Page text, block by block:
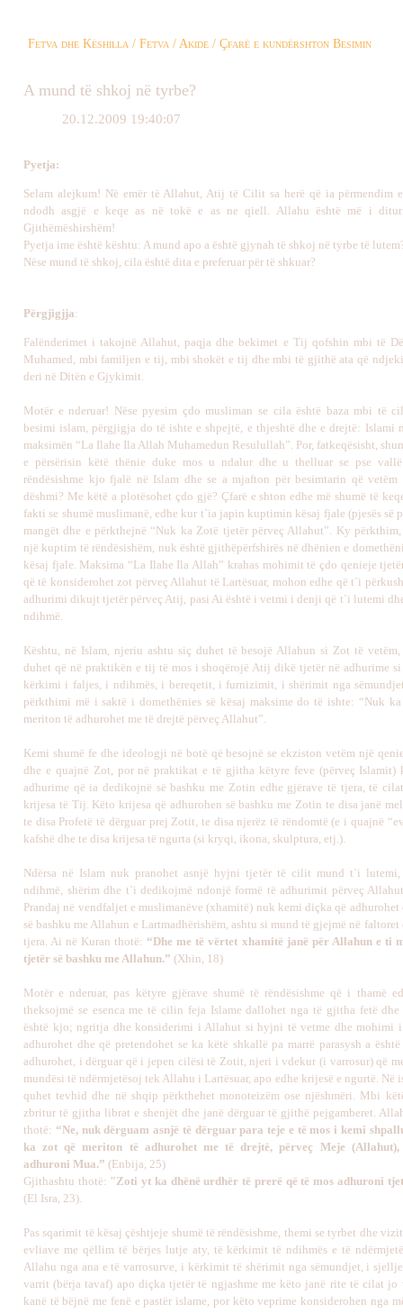
Fetva dhe Këshilla / Fetva / Akide / Çfarë e kundërshton Besimin
A mund të shkoj në tyrbe?
20.12.2009 19:40:07
Pyetja:
Selam alejkum! Në emër të Allahut, Atij të Cilit sa herë që ia përmendim
ndodh asgjë e keqe as në tokë e as ne qiell. Allahu është më i
Gjithëmëshirshëm!
Pyetja ime është kështu: A mund apo a është gjynah të shkoj në tyrbe të
Nëse mund të shkoj, cila është dita e preferuar për të shkuar?
Përgjigjja:
Falënderimet i takojnë Allahut, paqja dhe bekimet e Tij qofshin mbi të
Muhamed, mbi familjen e tij, mbishokëte tij dhe mbitë gjithë ata që
deri në Ditën e Gjykimit.
Motër e nderuar! Nëse pyesim çdo musliman se cila është baza mbi të
besimi islam, përgjigja do të ishte e shpejtë, e thjeshtë dhe e drejtë: Islami
maksimën “La Ilahe Ila Allah Muhamedun Resulullah”. Por, fatkeqësisht,
e përsërisin këtë thënie duke mos u ndalur dhe u thelluar se pse
rëndësishme kjo fjalë në Islam dhe se a mjafton për besimtarin që
dëshmi? Me këtë a plotësohet çdo gjë? Çfarë e shton edhe më shumë të
fakti se shumë muslimanë, edhe kur t`ia japin kuptimin kësaj fjale (pjesës së
mangët dhe e përkthejnë “Nuk ka Zotë tjetër përveç Allahut”. Ky
një kuptim të rëndësishëm, nuk është gjithëpërfshirës në dhënien e
kësaj fjale. Maksima “La Ilahe Ila Allah” krahas mohimit të çdo qenieje
që të konsiderohet zot përveç Allahut të Lartësuar, mohon edhe që t`i
adhurimi dikujt tjetër përveç Atij, pasi Ai është i vetmi i denji që t`i lutemi
ndihmë.
Kështu, në Islam, njeriu ashtu siç duhet të besojë Allahun si Zot të
duhet që në praktikën e tij të mos i shoqërojë Atij dikë tjetër në adhurime
kërkimi i faljes, i ndihmës, i bereqetit, i furnizimit, i shërimit nga
përkthimi më i saktë i domethënies së kësaj maksime do të ishte: “Nuk
meriton të adhurohet me të drejtë përveç Allahut”.
Kemi shumë fe dhe ideologji në botë që besojnë se ekziston vetëm një
dhe e quajnë Zot, por në praktikat e të gjitha këtyre feve (përveç Islamit)
adhurime që ia dedikojnë së bashku me Zotin edhe gjërave të tjera, të
krijesa të Tij. Këto krijesa që adhurohen së bashku me Zotin te disa janë
te disa Profetë të dërguar prej Zotit, te disa njerëz të rëndomtë (e i quajnë
kafshë dhe te disa krijesa të ngurta (si kryqi, ikona, skulptura, etj.).
Ndërsa në Islam nuk pranohet asnjë hyjni tjetër të cilit mund t`i lutemi,
ndihmë, shërim dhe t`i dedikojmë ndonjë formë të adhurimit përveç
Prandaj në vendfaljet e muslimanëve (xhamitë) nuk kemi diçka që adhurohet
së bashku me Allahun e Lartmadhërishëm, ashtu si mund të gjejmë në faltoret
tjera. Ai në Kuran thotë: “Dhe me të vërtet xhamitë janë për Allahun e ti
tjetër së bashku me Allahun.” (Xhin, 18)
Motër e nderuar, pas këtyre gjërave shumë të rëndësishme që i thamë
theksojmë se esenca me të cilin feja Islame dallohet nga të gjitha fetë dhe
është kjo; ngritja dhe konsiderimi i Allahut si hyjni të vetme dhe mohimi
adhurohet dhe që pretendohet se ka këtë shkallë pa marrë parasysh a
adhurohet, i dërguar që i jepen cilësi të Zotit, njeri i vdekur (i varrosur) që
mundësi të ndërmjetësoj tek Allahu i Lartësuar, apo edhe krijesë e ngurtë. Në
quhet tevhid dhe në shqip përkthehet monoteizëm ose njëshmëri. Mbi
zbritur të gjitha librat e shenjët dhe janë dërguar të gjithë pejgamberet.
thotë: “Ne, nuk dërguam asnjë të dërguar para teje e të mos i kemi
ka zot që meriton të adhurohet me të drejtë, përveç Meje
adhuroni Mua.” (Enbija, 25)
Gjithashtu thotë: "Zoti yt ka dhënë urdhër të prerë që të mos adhuroni
(El Isra, 23).
Pas sqarimit të kësaj çështjeje shumë të rëndësishme, themi se tyrbet dhe
evliave me qëllim të bërjes lutje aty, të kërkimit të ndihmës e të
Allahu nga ana e të varrosurve, i kërkimit të shërimit nga sëmundjet, i
varrit (bërja tavaf) apo diçka tjetër të ngjashme me këto janë rite të cilat jo
kanë të bëjnë me fenë e pastër islame, por këto veprime konsiderohen nga